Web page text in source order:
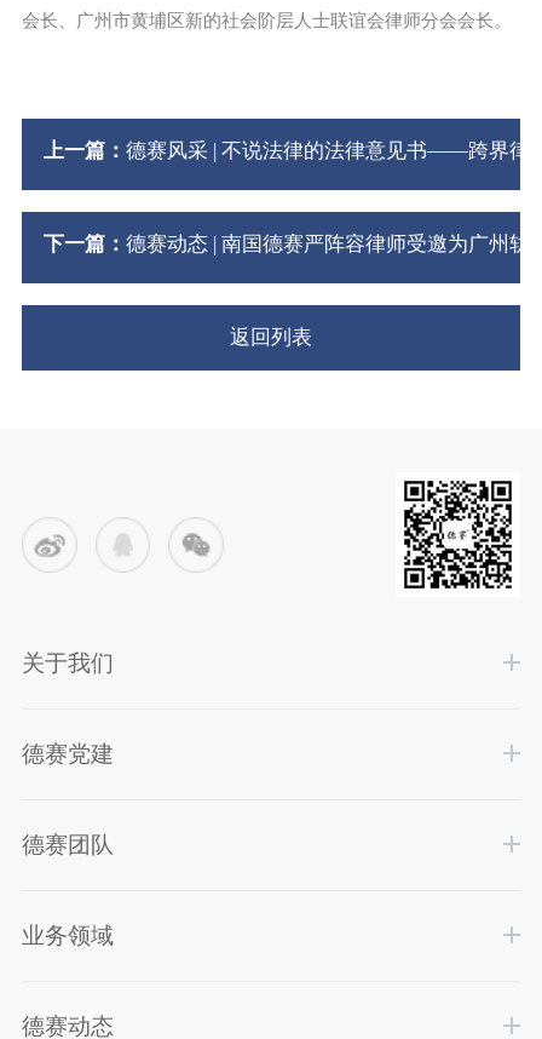
会长、广州市黄埔区新的社会阶层人士联谊会律师分会会长。
上一篇： 德赛风采 | 不说法律的法律意见书——跨界律
下一篇： 德赛动态 | 南国德赛严阵容律师受邀为广州
返回列表
关于我们
德赛党建
德赛团队
业务领域
德赛动态